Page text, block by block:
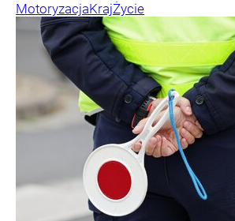
MotoryzacjaKrajŻycie